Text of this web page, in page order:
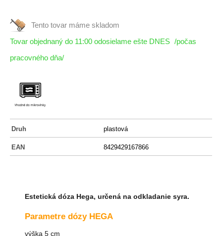
Tento tovar máme skladom
Tovar objednaný do 11:00 odosielame ešte DNES /počas
pracovného dňa/
Druh plastová
EAN 8429429167866
Estetická dóza Hega, určená na odkladanie syra.
Parametre dózy HEGA
výška 5 cm